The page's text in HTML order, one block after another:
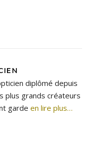
diplômé depuis
plus grands créateurs
garde en lire plus…